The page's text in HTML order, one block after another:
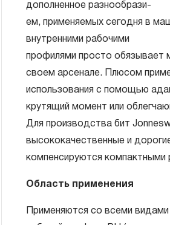
дополненное разнообрази-
ем, применяемых сегодня в
внутренними рабочими
профилями просто обязывает
своем арсенале. Плюсом
использования с помощью
крутящий момент или
Для производства бит
высококачественные и
компенсируются
Область применения
Применяются со всеми
Понятие «ПОЖИЗНЕННАЯ
соблюдения покупателем
слесарно-монтажного